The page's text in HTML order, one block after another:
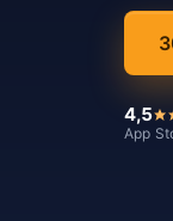
4,5
App